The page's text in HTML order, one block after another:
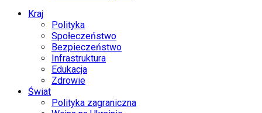
Kraj
Polityka
Społeczeństwo
Bezpieczeństwo
Infrastruktura
Edukacja
Zdrowie
Świat
Polityka zagraniczna